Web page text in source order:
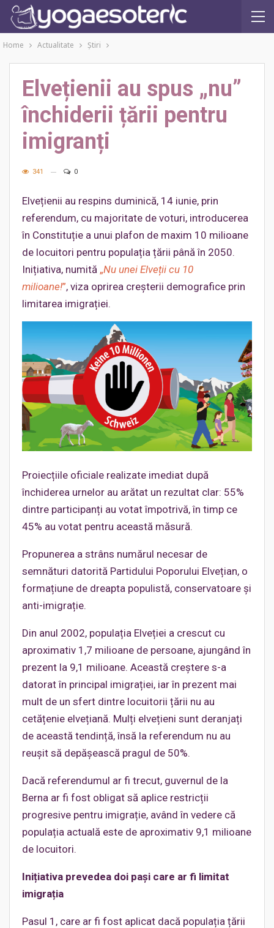
Home Actualitate Ştiri
Elvețienii au spus „nu”
închiderii țării pentru
imigranți
341 0
Elvețienii au respins duminică, 14 iunie, prin
referendum, cu majoritate de voturi, introducerea
în Constituție a unui plafon de maxim 10 milioane
de locuitori pentru populația țării până în 2050.
Inițiativa, numită „Nu unei Elveții cu 10
milioane!”, viza oprirea creșterii demografice prin
limitarea imigrației.
Proiecțiile oficiale realizate imediat după
închiderea urnelor au arătat un rezultat clar: 55%
dintre participanți au votat împotrivă, în timp ce
45% au votat pentru această măsură.
Propunerea a strâns numărul necesar de
semnături datorită Partidului Poporului Elvețian, o
formațiune de dreapta populistă, conservatoare și
anti-imigrație.
Din anul 2002, populația Elveției a crescut cu
aproximativ 1,7 milioane de persoane, ajungând în
prezent la 9,1 milioane. Această creștere s-a
datorat în principal imigrației, iar în prezent mai
mult de un sfert dintre locuitorii țării nu au
cetățenie elvețiană. Mulți elvețieni sunt deranjați
de această tendință, însă la referendum nu au
reușit să depășească pragul de 50%.
Dacă referendumul ar fi trecut, guvernul de la
Berna ar fi fost obligat să aplice restricții
progresive pentru imigrație, având în vedere că
populația actuală este de aproximativ 9,1 milioane
de locuitori.
Inițiativa prevedea doi pași care ar fi limitat
imigrația
Pasul 1, care ar fi fost aplicat dacă populația țării